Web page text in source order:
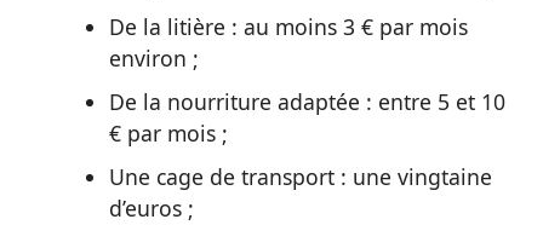
De la litière : au moins 3 € par mois
environ ;
De la nourriture adaptée : entre 5 et 10
€ par mois ;
Une cage de transport : une vingtaine
d’euros ;